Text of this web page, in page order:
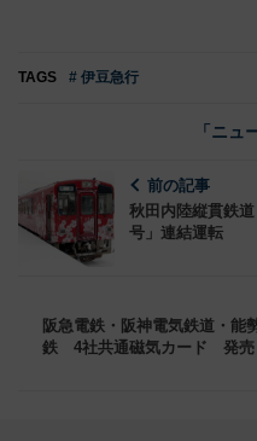
TAGS # 伊豆急行
「ニュ
前の記事
秋田内陸縦貫鉄
号」連結運転
阪急電鉄・阪神電気鉄道・能
鉄 4社共通磁気カード 発売